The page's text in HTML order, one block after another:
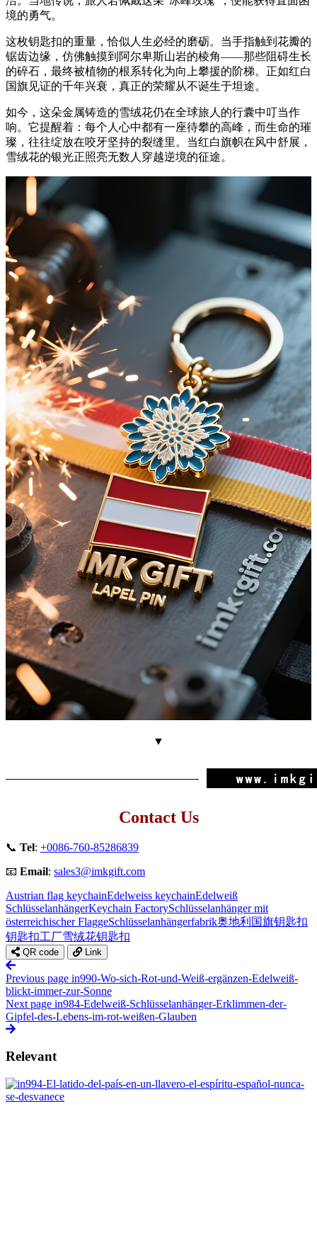
境的勇气。
这枚钥匙扣的重量，恰似人生必经的磨砺。当手指触到花瓣的
锯齿边缘，仿佛触摸到阿尔卑斯山岩的棱角——那些阻碍生长
的碎石，最终被植物的根系转化为向上攀援的阶梯。正如红白
国旗见证的千年兴衰，真正的荣耀从不诞生于坦途。
如今，这朵金属铸造的雪绒花仍在全球旅人的行囊中叮当作
响。它提醒着：每个人心中都有一座待攀的高峰，而生命的璀
璨，往往绽放在咬牙坚持的裂缝里。当红白旗帜在风中舒展，
雪绒花的银光正照亮无数人穿越逆境的征途。
▼
Contact Us
📞 Tel: +0086-760-85286839
📧 Email: sales3@imkgift.com
Austrian flag keychainEdelweiss keychainEdelweiß
SchlüsselanhängerKeychain FactorySchlüsselanhänger mit
österreichischer FlaggeSchlüsselanhängerfabrik奥地利国旗钥匙扣
钥匙扣工厂雪绒花钥匙扣
QR code Link
Previous page in990-Wo-sich-Rot-und-Weiß-ergänzen-Edelweiß-
blickt-immer-zur-Sonne
Next page in984-Edelweiß-Schlüsselanhänger-Erklimmen-der-
Gipfel-des-Lebens-im-rot-weißen-Glauben
Relevant